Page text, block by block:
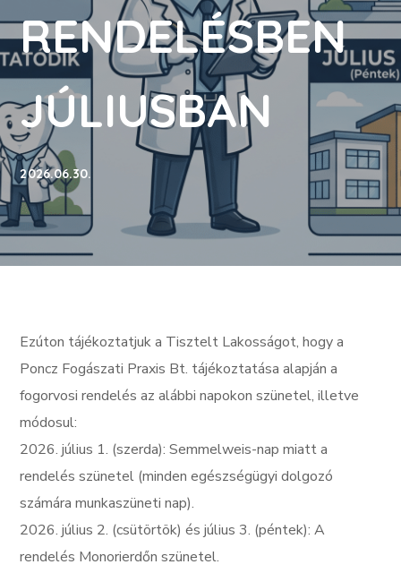
RENDELÉSBEN
JÚLIUSBAN
2026.06.30.
Ezúton tájékoztatjuk a Tisztelt Lakosságot, hogy a
Poncz Fogászati Praxis Bt. tájékoztatása alapján a
fogorvosi rendelés az alábbi napokon szünetel, illetve
módosul:
2026. július 1. (szerda): Semmelweis-nap miatt a
rendelés szünetel (minden egészségügyi dolgozó
számára munkaszüneti nap).
2026. július 2. (csütörtök) és július 3. (péntek): A
rendelés Monorierdőn szünetel.